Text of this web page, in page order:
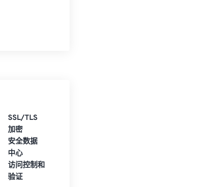
SSL/TLS
加密
安全数据
中心
访问控制和
验证